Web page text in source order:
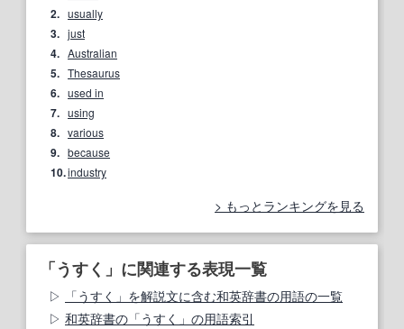
2. usually
3. just
4. Australian
5. Thesaurus
6. used in
7. using
8. various
9. because
10.industry
もっとランキングを見る
「うすく」に関連する表現一覧
「うすく」を解説文に含む和英辞書の用語の一覧
和英辞書の「うすく」の用語索引